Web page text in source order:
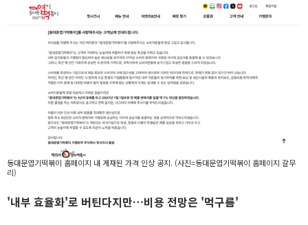
동대문엽기떡볶이 홈페이지 내 게재된 가격 인상 공지. (사진=동대문엽기떡볶이 홈페이지 갈무
리)
'내부 효율화'로 버틴다지만…비용 전망은 '먹구름'